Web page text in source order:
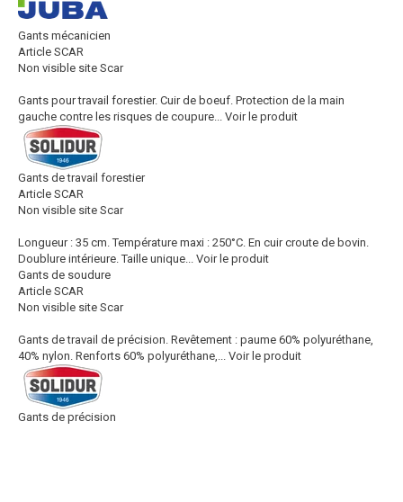
Gants mécanicien
Article SCAR
Non visible site Scar
Gants pour travail forestier. Cuir de boeuf. Protection de la main
gauche contre les risques de coupure... Voir le produit
Gants de travail forestier
Article SCAR
Non visible site Scar
Longueur : 35 cm. Température maxi : 250°C. En cuir croute de bovin.
Doublure intérieure. Taille unique... Voir le produit
Gants de soudure
Article SCAR
Non visible site Scar
Gants de travail de précision. Revêtement : paume 60% polyuréthane,
40% nylon. Renforts 60% polyuréthane,... Voir le produit
Gants de précision